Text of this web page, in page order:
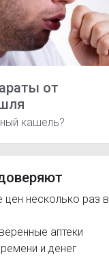
от
кашель?
цен несколько раз в
аптеки
и денег